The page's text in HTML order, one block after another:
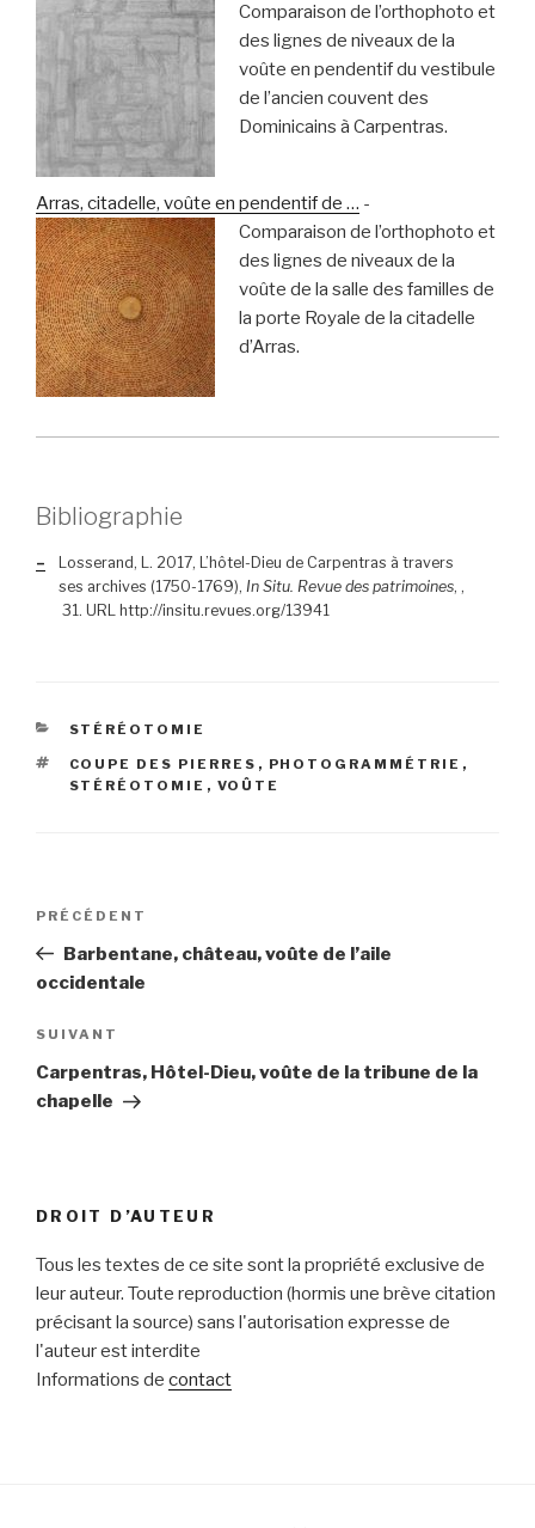
Comparaison de l’orthophoto et
des lignes de niveaux de la
voûte en pendentif du vestibule
de l’ancien couvent des
Dominicains à Carpentras.
Arras, citadelle, voûte en pendentif de … -
Comparaison de l’orthophoto et
des lignes de niveaux de la
voûte de la salle des familles de
la porte Royale de la citadelle
d’Arras.
Bibliographie
– Losserand, L. 2017, L’hôtel-Dieu de Carpentras à travers
ses archives (1750-1769), In Situ. Revue des patrimoines, ,
31. URL http://insitu.revues.org/13941
CATÉGORIES
STÉRÉOTOMIE
ÉTIQUETTES
COUPE DES PIERRES , PHOTOGRAMMÉTRIE ,
STÉRÉOTOMIE , VOÛTE
Navigation
l’article
Article
précédent
PRÉCÉDENT
Barbentane, château, voûte de l’aile
occidentale
Article
suivant
SUIVANT
Carpentras, Hôtel-Dieu, voûte de la tribune de la
chapelle
DROIT D’AUTEUR
Tous les textes de ce site sont la propriété exclusive de
leur auteur. Toute reproduction (hormis une brève citation
précisant la source) sans l'autorisation expresse de
l'auteur est interdite
Informations de contact